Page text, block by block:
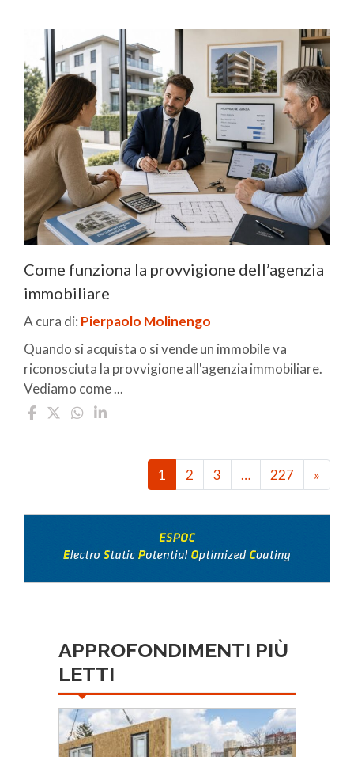
Come funziona la provvigione dell’agenzia
immobiliare
A cura di: Pierpaolo Molinengo
Quando si acquista o si vende un immobile va
riconosciuta la provvigione all'agenzia immobiliare.
Vediamo come ...
1 2 3 … 227 »
APPROFONDIMENTI PIÙ
LETTI